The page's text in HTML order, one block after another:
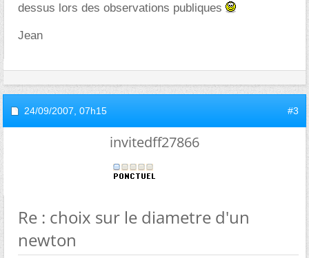
dessus lors des observations publiques
Jean
24/09/2007, 07h15 #3
invitedff27866
Re : choix sur le diametre d'un
newton